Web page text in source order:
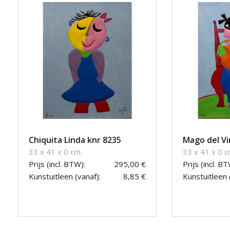
Chiquita Linda knr 8235
33 x 41 x 0 cm
Prijs (incl. BTW):
295,00 €
Kunstuitleen (vanaf):
8,85 €
Mago del
33 x 41 x 0
Prijs (incl.
Kunstuitleen